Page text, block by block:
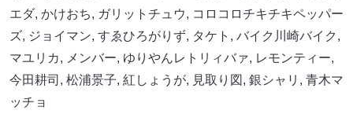
エダ, かけおち, ガリットチュウ, コロコロチキチキペッパー
ズ, ジョイマン, すゑひろがりず, タケト , バイク川崎バイク ,
マユリカ, メンバー, ゆりやんレトリィバァ, レモンティー,
今田耕司 , 松浦景子, 紅しょうが, 見取り図 , 銀シャリ , 青木マ
ッチョ